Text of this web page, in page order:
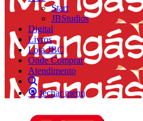
Start
JBStudios
Digital
Livros
Loja JBC
Onde Comprar
Atendimento
fechar menu